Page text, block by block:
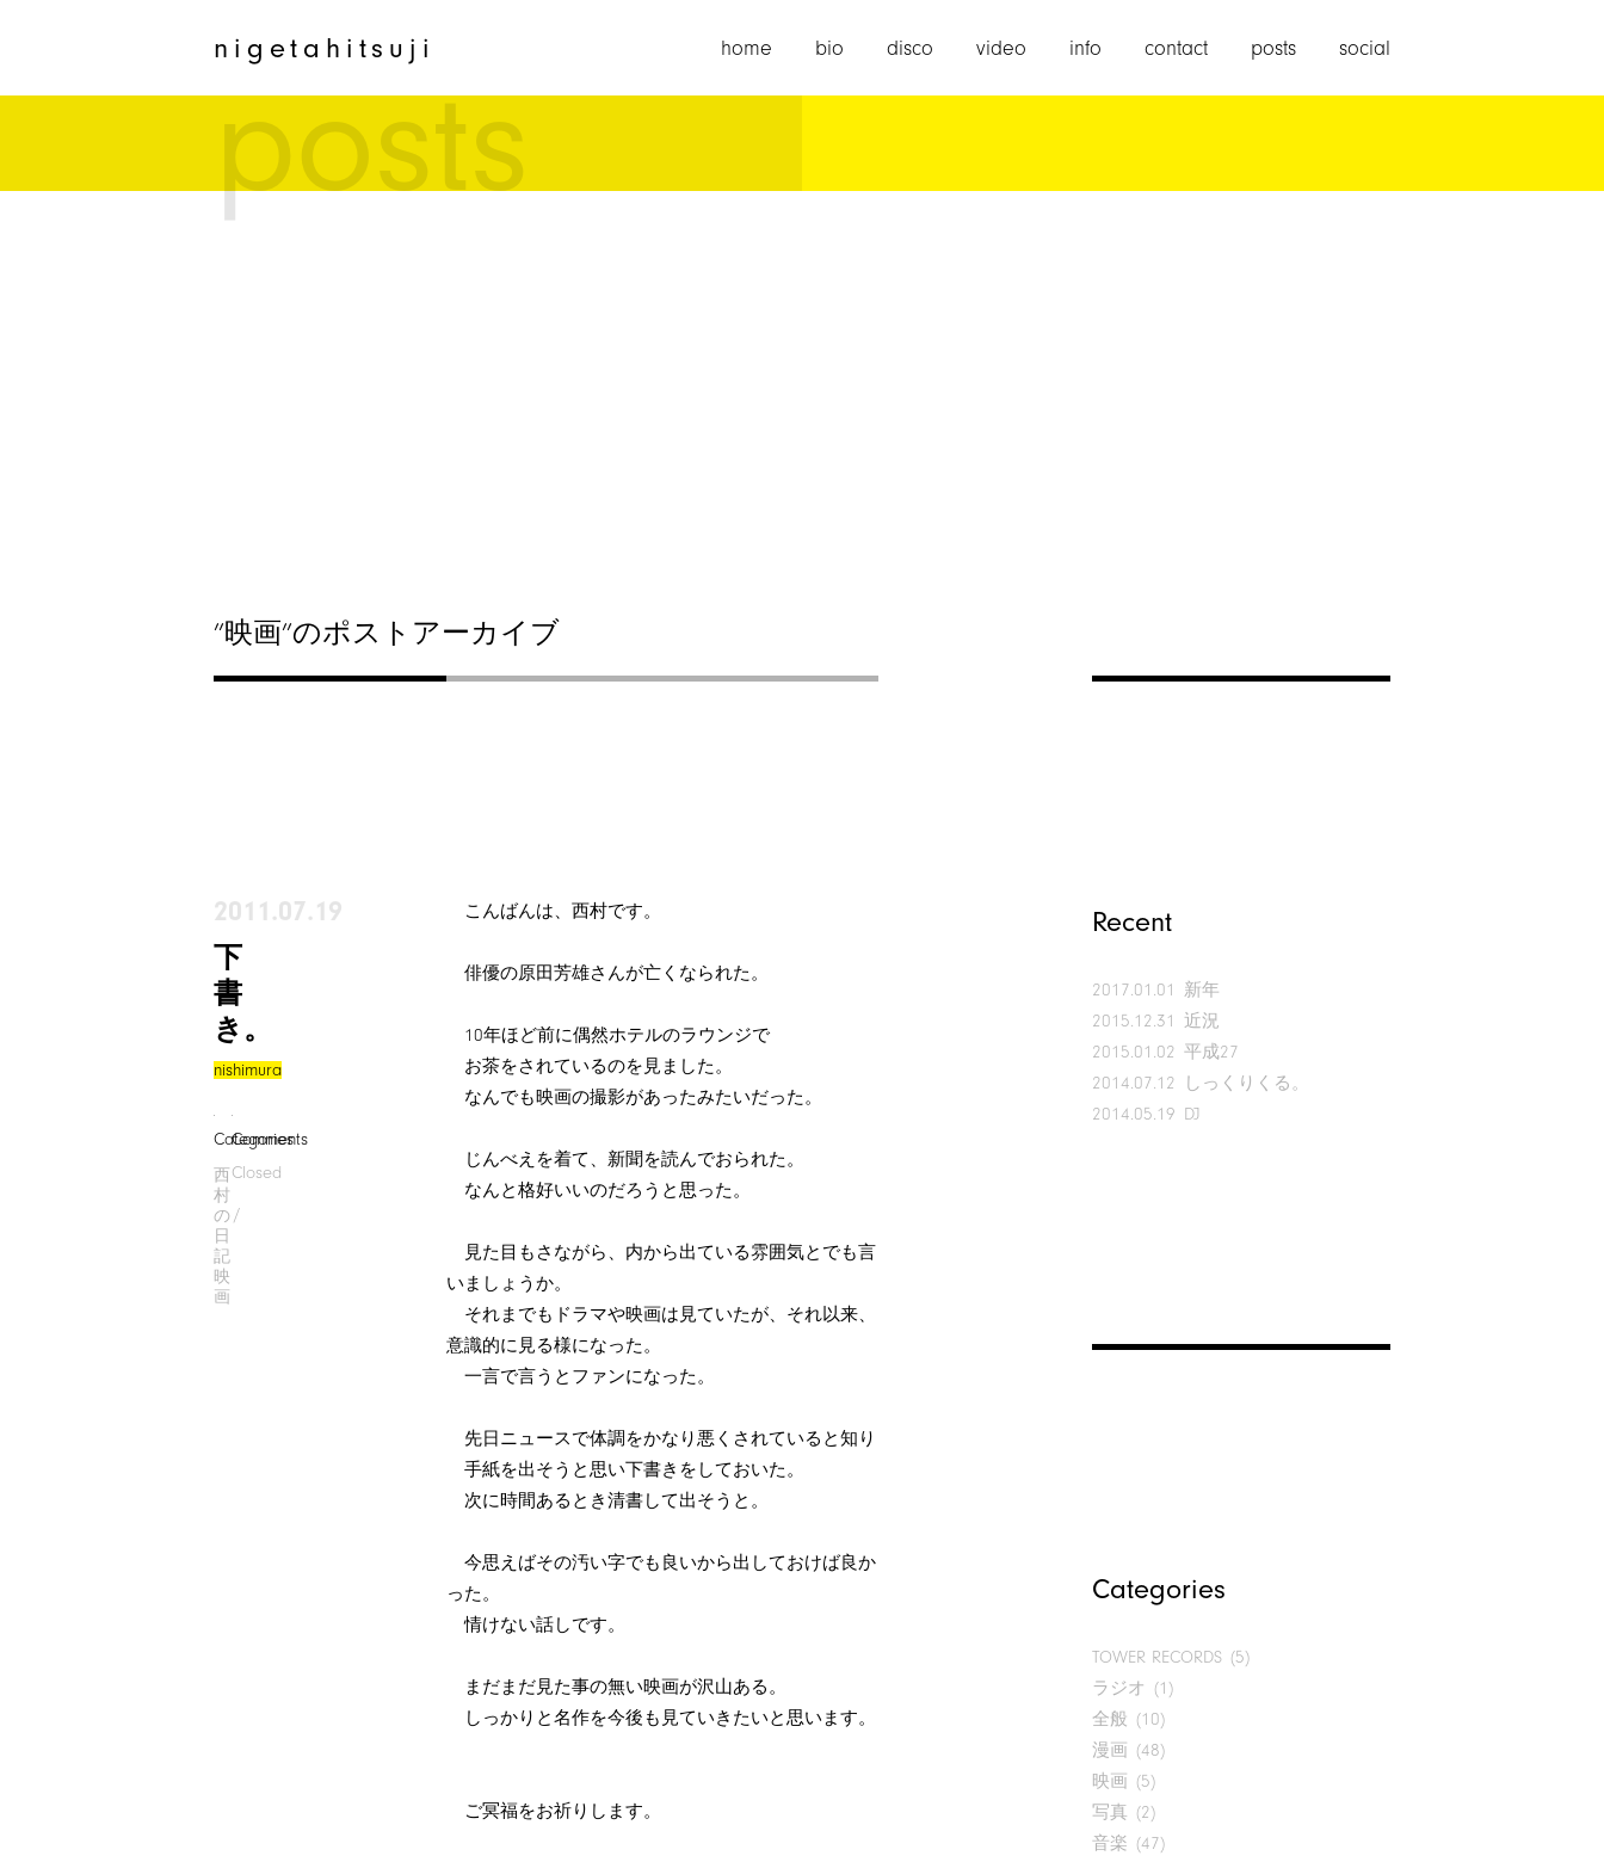
nigetahitsuji home bio disco video info contact posts social
posts
”映画”のポストアーカイブ
2011.07.19
下
書
き。
nishimura
Categories
西
村
の
日
記
映
画
Comments
Closed
こんばんは、西村です。
俳優の原田芳雄さんが亡くなられた。
10年ほど前に偶然ホテルのラウンジで
お茶をされているのを見ました。
なんでも映画の撮影があったみたいだった。
じんべえを着て、新聞を読んでおられた。
なんと格好いいのだろうと思った。
見た目もさながら、内から出ている雰囲気とでも言
いましょうか。
それまでもドラマや映画は見ていたが、それ以来、
意識的に見る様になった。
一言で言うとファンになった。
先日ニュースで体調をかなり悪くされていると知り
手紙を出そうと思い下書きをしておいた。
次に時間あるとき清書して出そうと。
今思えばその汚い字でも良いから出しておけば良か
った。
情けない話しです。
まだまだ見た事の無い映画が沢山ある。
しっかりと名作を今後も見ていきたいと思います。
ご冥福をお祈りします。
Recent
2017.01.01
新年
2015.12.31
近況
2015.01.02 平成27
2014.07.12
しっくりくる。
2014.05.19 DJ
Categories
TOWER RECORDS (5)
ラジオ (1)
全般 (10)
漫画 (48)
映画 (5)
写真 (2)
音楽 (47)